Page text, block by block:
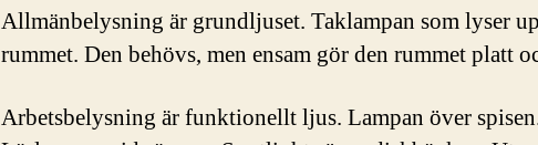
Allmänbelysning är grundljuset. Taklampan som lyser
rummet. Den behövs, men ensam gör den rummet platt
Arbetsbelysning är funktionellt ljus. Lampan över